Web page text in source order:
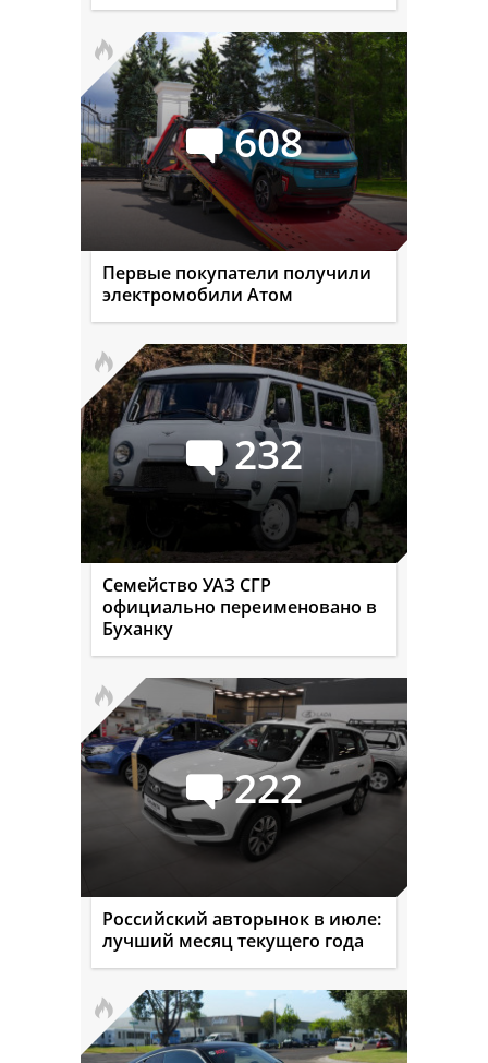
608
Первые покупатели получили
электромобили Атом
232
Семейство УАЗ СГР
официально переименовано в
Буханку
222
Российский авторынок в июле:
лучший месяц текущего года